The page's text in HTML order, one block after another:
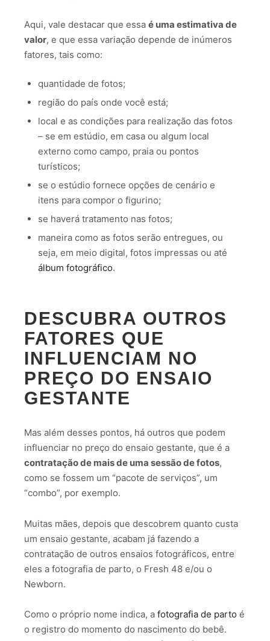
Aqui, vale destacar que essa é uma estimativa de
valor, e que essa variação depende de inúmeros
fatores, tais como:
quantidade de fotos;
região do país onde você está;
local e as condições para realização das fotos
– se em estúdio, em casa ou algum local
externo como campo, praia ou pontos
turísticos;
se o estúdio fornece opções de cenário e
itens para compor o figurino;
se haverá tratamento nas fotos;
maneira como as fotos serão entregues, ou
seja, em meio digital, fotos impressas ou até
álbum fotográfico.
DESCUBRA OUTROS
FATORES QUE
INFLUENCIAM NO
PREÇO DO ENSAIO
GESTANTE
Mas além desses pontos, há outros que podem
influenciar no preço do ensaio gestante, que é a
contratação de mais de uma sessão de fotos,
como se fossem um “pacote de serviços”, um
“combo”, por exemplo.
Muitas mães, depois que descobrem quanto custa
um ensaio gestante, acabam já fazendo a
contratação de outros ensaios fotográficos, entre
eles a fotografia de parto, o Fresh 48 e/ou o
Newborn.
Como o próprio nome indica, a fotografia de parto é
o registro do momento do nascimento do bebê.